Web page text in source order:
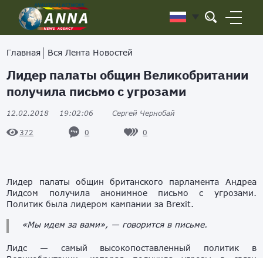
Главная Вся Лента Новостей
Лидер палаты общин Великобритании
получила письмо с угрозами
12.02.2018 19:02:06 Сергей Чернобай
372 0 0
Лидер палаты общин британского парламента Андреа
Лидсом получила анонимное письмо с угрозами.
Политик была лидером кампании за Brexit.
«Мы идем за вами», — говорится в письме.
Лидс — самый высокопоставленный политик в